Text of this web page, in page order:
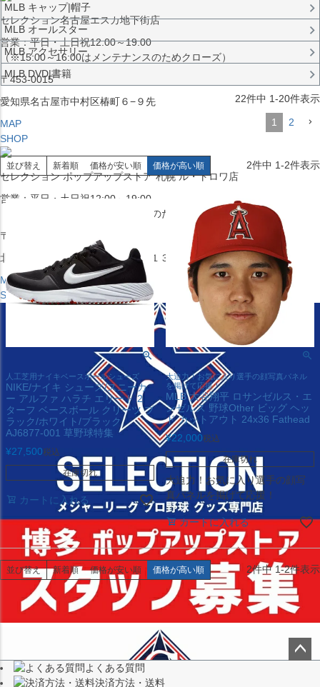
セレクション名古屋エスカ地下街店
営業：平日・土日祝12:00～19:00
（※15:00～16:00はメンテナンスのためクローズ）
〒453-0015
愛知県名古屋市中村区椿町６−９先
MAP
SHOP
セレクション ポップアップストア 札幌 ル・トロワ店
営業：平日・土日祝12:00～19:00
（※15:00～16:00はメンテナンスのためクローズ）
〒060-0042
北海道札幌市中央区大通西１丁目１３
MAP
SHOP
MLB キャップ|帽子
MLB オールスター
MLB アクセサリー
MLB DVD|書籍
22件中 1-20件表示
1 2
並び替え 新着順 価格が安い順 価格が高い順 2件中 1-2件表示
人工芝用ナイキベースボールシューズ
NIKE/ナイキ シューズ/スニーカ
ー アルファ ハラチ エリート 2
ターフ ベースボール クリーツ ブ
ラック/ホワイト/ブラック
AJ6877-001 草野球特集
¥27,500税込
在庫切れ
カートに入れる
大迫力！お気に入り選手の顔写真パネル
を掲げて応援！
MLB 大谷翔平 ロサンゼルス・エ
ンゼルス 野球Other ビッグ ヘッ
ド カットアウト 24x36 Fathead
¥22,000税込
在庫切れ
大迫力！お気に入り選手の顔写
真パネルを掲げて応援！
カートに入れる
並び替え 新着順 価格が安い順 価格が高い順 2件中 1-2件表示
よくある質問
決済方法・送料